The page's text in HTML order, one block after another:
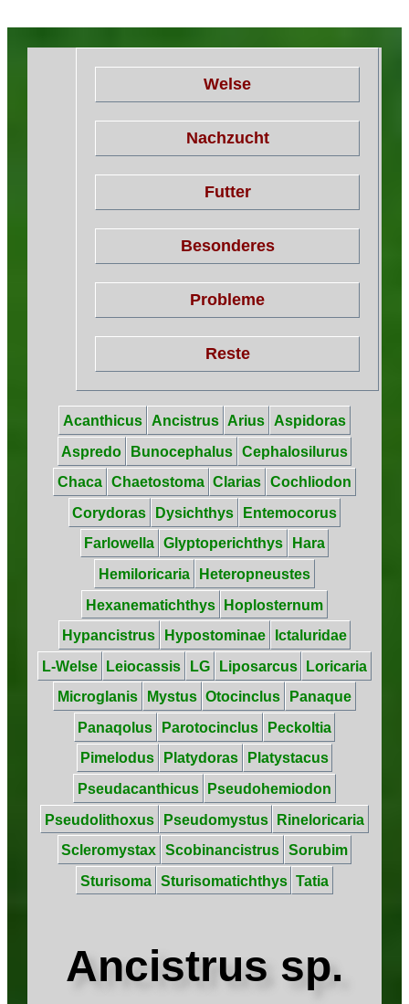
Welse
Nachzucht
Futter
Besonderes
Probleme
Reste
Acanthicus Ancistrus Arius
Aspidoras
Aspredo
Bunocephalus Cephalosilurus
Chaca Chaetostoma Clarias Cochliodon
Corydoras
Dysichthys
Entemocorus
Farlowella Glyptoperichthys
Hara
Hemiloricaria
Heteropneustes
Hexanematichthys
Hoplosternum
Hypancistrus
Hypostominae
Ictaluridae
L-Welse
Leiocassis LG Liposarcus
Loricaria
Microglanis
Mystus Otocinclus
Panaque
Panaqolus
Parotocinclus
Peckoltia
Pimelodus
Platydoras
Platystacus
Pseudacanthicus
Pseudohemiodon
Pseudolithoxus
Pseudomystus
Rineloricaria
Scleromystax Scobinancistrus Sorubim
Sturisoma Sturisomatichthys Tatia
Ancistrus sp.